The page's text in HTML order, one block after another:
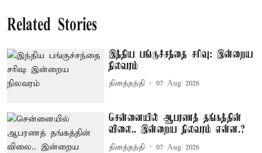
Related Stories
இந்திய பங்குச்சந்தை சரிவு: இன்றைய
நிலவரம்
தினத்தந்தி 07 Aug 2026
சென்னையில் ஆபரணத் தங்கத்தின்
விலை.. இன்றைய நிலவரம் என்ன.?
தினத்தந்தி 07 Aug 2026